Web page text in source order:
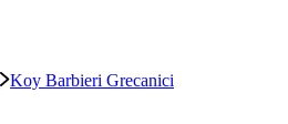
Koy Barbieri Grecanici